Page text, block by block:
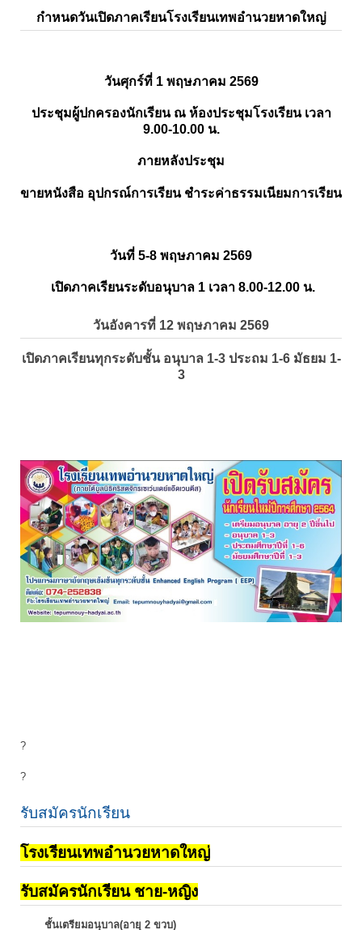
กำหนดวันเปิดภาคเรียนโรงเรียนเทพอำนวยหาดใหญ่
วันศุกร์ที่ 1 พฤษภาคม 2569
ประชุมผู้ปกครองนักเรียน ณ ห้องประชุมโรงเรียน เวลา
9.00-10.00 น.
ภายหลังประชุม
ขายหนังสือ อุปกรณ์การเรียน ชำระค่าธรรมเนียมการเรียน
วันที่ 5-8 พฤษภาคม 2569
เปิดภาคเรียนระดับอนุบาล 1 เวลา 8.00-12.00 น.
วันอังคารที่ 12 พฤษภาคม 2569
เปิดภาคเรียนทุกระดับชั้น อนุบาล 1-3 ประถม 1-6 มัธยม 1-
3
?
?
รับสมัครนักเรียน
โรงเรียนเทพอำนวยหาดใหญ่
รับสมัครนักเรียน ชาย-หญิง
ชั้นเตรียมอนุบาล(อายุ 2 ขวบ)